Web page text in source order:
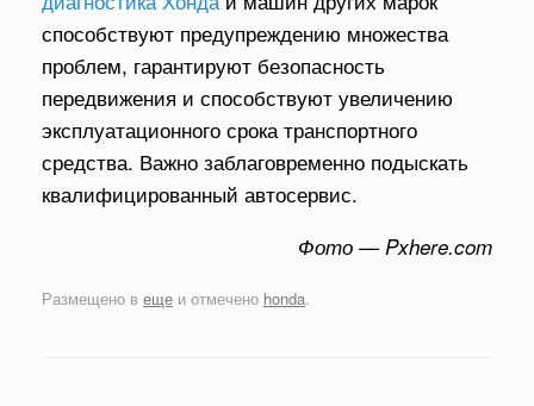
способствуют предупреждению множества
проблем, гарантируют безопасность
передвижения и способствуют увеличению
эксплуатационного срока транспортного
средства. Важно заблаговременно подыскать
квалифицированный автосервис.
Фото — Pxhere.com
Размещено в еще и отмечено honda.